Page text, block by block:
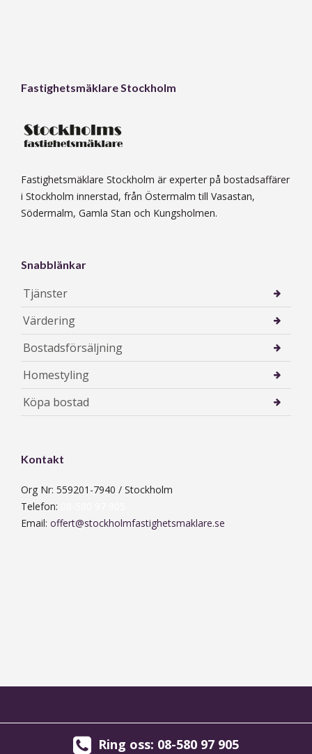
Fastighetsmäklare Stockholm
Fastighetsmäklare Stockholm är experter på bostadsaffärer
i Stockholm innerstad, från Östermalm till Vasastan,
Södermalm, Gamla Stan och Kungsholmen.
Snabblänkar
Tjänster
Värdering
Bostadsförsäljning
Homestyling
Köpa bostad
Kontakt
Org Nr: 559201-7940 / Stockholm
Telefon:
Email: offert@stockholmfastighetsmaklare.se
Ring oss: 08-580 97 905